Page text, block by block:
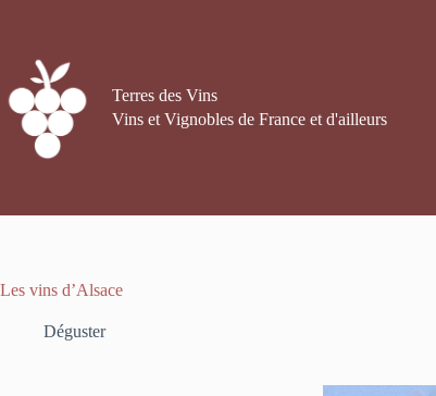
Terres des Vins
Vins et Vignobles de France et d'ailleurs
Les vins d’Alsace
Déguster